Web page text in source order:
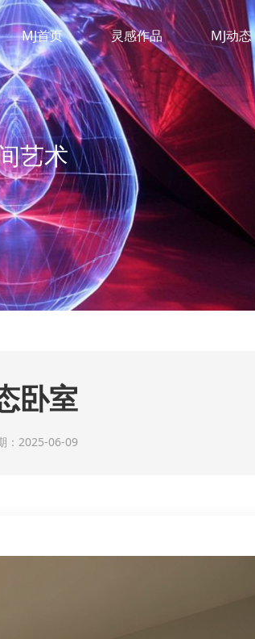
MJ首页 灵感作品 MJ动态
艺术
卧室
：2025-06-09